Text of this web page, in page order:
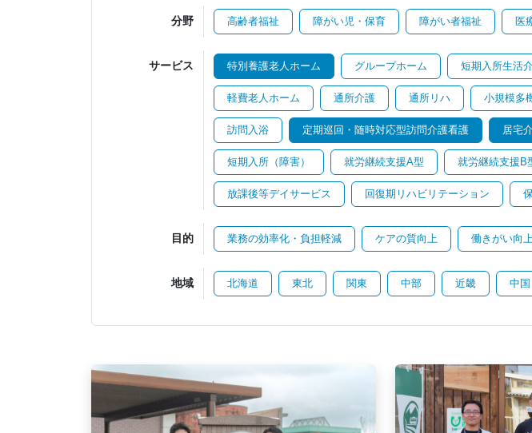
分野 高齢者福祉 障がい児・保育 障がい者福祉 医
サービス 特別養護老人ホーム グループホーム 短期入所生活
軽費老人ホーム 通所介護 通所リハ 小規模多
訪問入浴 定期巡回・随時対応型訪問介護看護 居宅
短期入所（障害） 就労継続支援A型 就労継続支援B
放課後等デイサービス 回復期リハビリテーション
目的 業務の効率化・負担軽減 ケアの質向上 働きがい向
地域 北海道 東北 関東 中部 近畿 中国